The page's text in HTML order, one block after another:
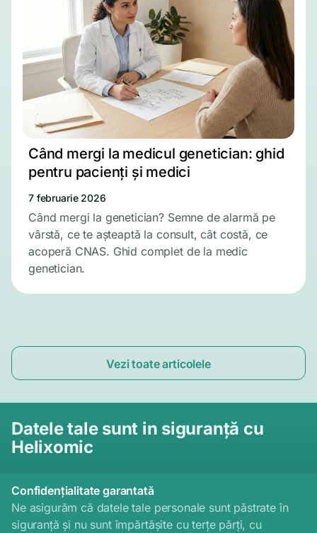
Când mergi la medicul genetician: ghid
pentru pacienți și medici
7 februarie 2026
Când mergi la genetician? Semne de alarmă pe
vârstă, ce te așteaptă la consult, cât costă, ce
acoperă CNAS. Ghid complet de la medic
genetician.
Vezi toate articolele
Datele tale sunt in siguranță cu
Helixomic
Confidențialitate garantată
Ne asigurăm că datele tale personale sunt păstrate în
siguranță și nu sunt împărtășite cu terțe părți, cu